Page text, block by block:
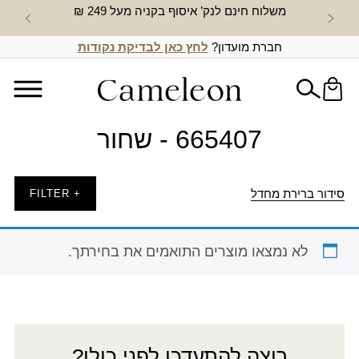
משלוח חינם לנק’ איסוף בקניה מעל 249 ₪ חדש
חברת מועדון? לחץ כאן לבדיקת נקודות
665407 - שחור
סידור ברירת מחדל + FILTER
לא נמצאו מוצרים התואמים את בחירתך.